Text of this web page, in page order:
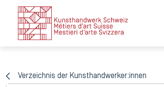
Verzeichnis der Kunsthandwerker:innen